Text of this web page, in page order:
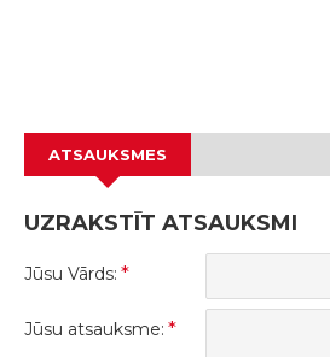
ATSAUKSMES
UZRAKSTĪT ATSAUKSMI
Jūsu Vārds:
Jūsu atsauksme: